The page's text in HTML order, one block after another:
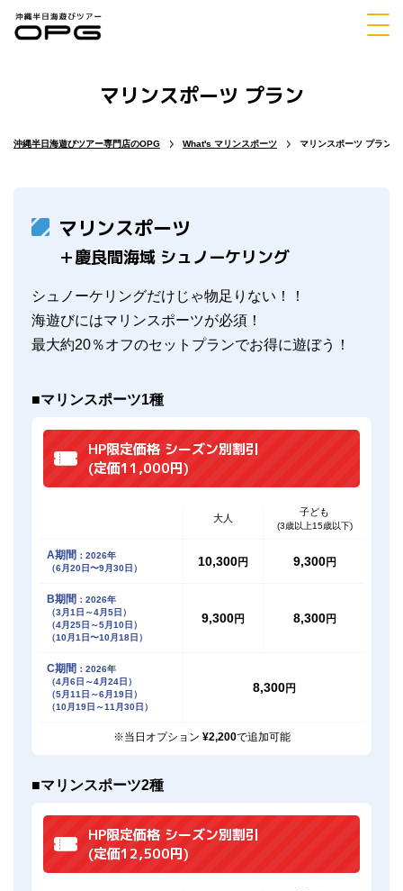
シュノーケリング 体験
マリンスポーツ パラセーリング
インフォメーション
マリンスポーツ プラン
沖縄半日海遊びツアー専門店のOPG What's マリンスポーツ マリンスポーツ プラン
マリンスポーツ
＋慶良間海域 シュノーケリング
シュノーケリングだけじゃ物足りない！！
海遊びにはマリンスポーツが必須！
最大約20％オフのセットプランでお得に遊ぼう！
■マリンスポーツ1種
HP限定価格 シーズン別割引
(定価11,000円)
大人
子ども
(3歳以上15歳以下)
A期間 ：2026年
（6月20日〜9月30日）
10,300円 9,300円
B期間 ：2026年
（3月1日～4月5日）
（4月25日～5月10日）
（10月1日〜10月18日）
9,300円 8,300円
C期間 ：2026年
（4月6日～4月24日）
（5月11日～6月19日）
（10月19日～11月30日）
8,300円
※当日オプション ¥2,200で追加可能
■マリンスポーツ2種
HP限定価格 シーズン別割引
(定価12,500円)